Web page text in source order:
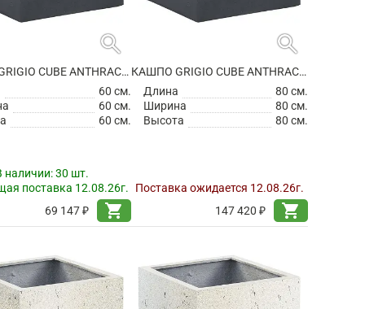
search
КАШПО GRIGIO CUBE ANTHRACITE
60 см.
60 см.
60 см.
наличии:30 шт.
поставка 12.08.26г.
69 147 ₽
shopping_cart
search
КАШПО GRIGIO CUBE ANTHRACITE
Длина
80 см.
Ширина
80 см.
Высота
80 см.
Поставка ожидается 12.08.26г.
147 420 ₽
shopping_cart